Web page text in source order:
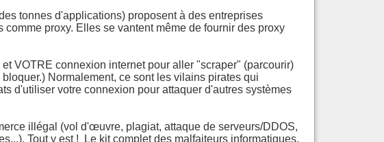
tonnes d'applications) proposent à des entreprises
proxy. Elles se vantent même de fournir des proxy
VOTRE connexion internet pour aller "scraper" (parcourir)
Normalement, ce sont les vilains pirates qui
d'utiliser votre connexion pour attaquer d'autres systèmes
illégal (vol d'œuvre, plagiat, attaque de serveurs/DDOS,
Tout y est ! Le kit complet des malfaiteurs informatiques.